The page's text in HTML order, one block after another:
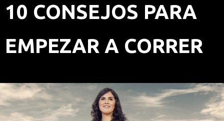
10 CONSEJOS PARA
EMPEZAR A CORRER